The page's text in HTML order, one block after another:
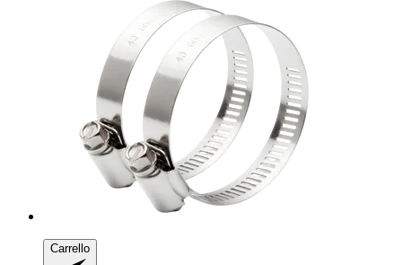
Carrello